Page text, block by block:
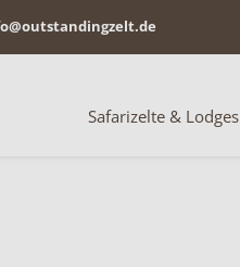
Safarizelte & Lodges